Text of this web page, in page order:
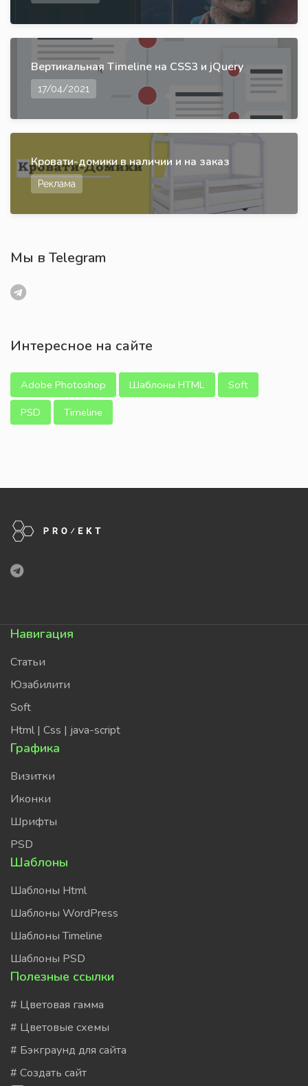
Вертикальная Timeline на CSS3 и jQuery
17/04/2021
Кровати-домики в наличии и на заказ
Реклама
Мы в Telegram
Интересное на сайте
Adobe Photoshop Шаблоны HTML
Soft
PSD
Timeline
Навигация
Статьи
Юзабилити
Soft
Html | Css | java-script
Графика
Визитки
Иконки
Шрифты
PSD
Шаблоны
Шаблоны Html
Шаблоны WordPress
Шаблоны Timeline
Шаблоны PSD
Полезные ссылки
# Цветовая гамма
# Цветовые схемы
# Бэкграунд для сайта
# Создать сайт